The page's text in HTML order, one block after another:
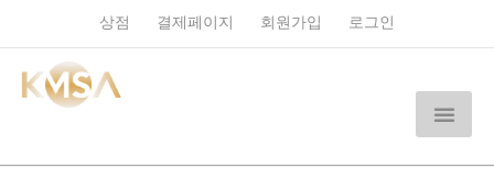
상점 결제페이지 회원가입 로그인